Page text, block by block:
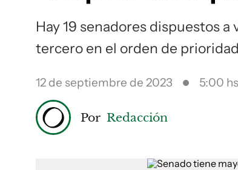
Hay 19 senadores dispuestos
tercero en el orden de
12 de septiembre de 2023 5:00 hs
Por Redacción